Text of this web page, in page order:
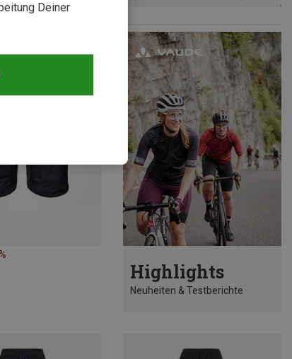
Highlights
Neuheiten & Testberichte
Deiner